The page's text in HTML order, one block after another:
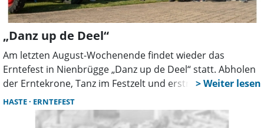
„Danz up de Deel“
Am letzten August-Wochenende findet wieder das
Erntefest in Nienbrügge „Danz up de Deel“ statt. Abholen
der Erntekrone, Tanz im Festzelt und erstmals auch eine
Kinderdisco stehen dabei auf dem Programm.
HASTE ERNTEFEST